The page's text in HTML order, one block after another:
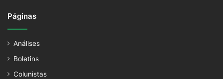
Páginas
Análises
Boletins
Colunistas